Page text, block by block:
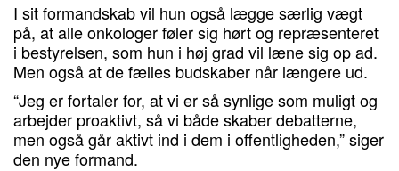
I sit formandskab vil hun også lægge særlig vægt
på, at alle onkologer føler sig hørt og repræsenteret
i bestyrelsen, som hun i høj grad vil læne sig op ad.
Men også at de fælles budskaber når længere ud.
“Jeg er fortaler for, at vi er så synlige som muligt og
arbejder proaktivt, så vi både skaber debatterne,
men også går aktivt ind i dem i offentligheden,” siger
den nye formand.